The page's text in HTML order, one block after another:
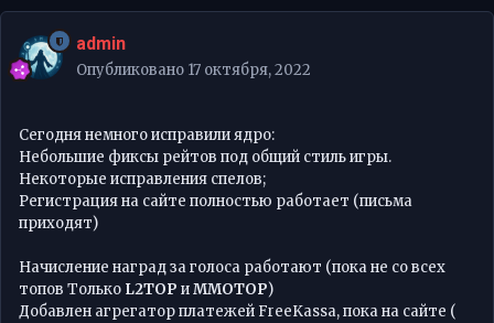
admin
Опубликовано 17 октября, 2022
Сегодня немного исправили ядро:
Небольшие фиксы рейтов под общий стиль игры.
Некоторые исправления спелов;
Регистрация на сайте полностью работает (письма
приходят)
Начисление наград за голоса работают (пока не со всех
топов Только L2TOP иMMOTOP)
Добавлен агрегатор платежей FreeKassa, пока на сайте (